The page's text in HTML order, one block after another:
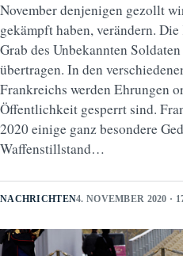
November denjenigen gezollt
gekämpft haben, verändern.
Grab des Unbekannten
übertragen. In den
Frankreichs werden Ehrungen
Öffentlichkeit gesperrt sind.
2020 einige ganz besondere
Waffenstillstand…
NACHRICHTEN4. NOVEMBER 2020 ·